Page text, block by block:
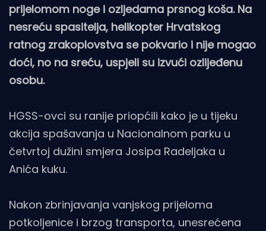
prijelomom noge i ozljedama prsnog koša. Na
nesreću spasitelja, helikopter Hrvatskog
ratnog zrakoplovstva se pokvario i nije mogao
doći, no na sreću, uspjeli su izvući ozlijeđenu
osobu.
HGSS-ovci su ranije priopćili kako je u tijeku
akcija spašavanja u Nacionalnom parku u
četvrtoj dužini smjera Josipa Radeljaka u
Anića kuku.
Nakon zbrinjavanja vanjskog prijeloma
potkoljenice i brzog transporta, unesrećena